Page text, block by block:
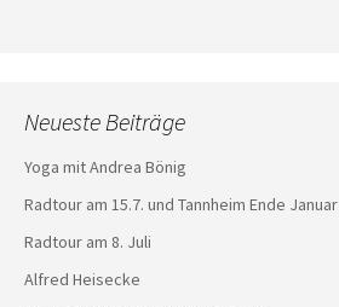
Neueste Beiträge
Yoga mit Andrea Bönig
Radtour am 15.7. und Tannheim Ende Januar
Radtour am 8. Juli
Alfred Heisecke